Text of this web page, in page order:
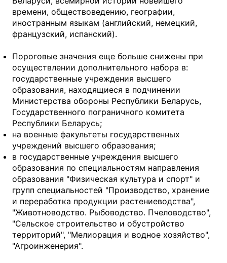
времени, обществоведению, географии,
иностранным языкам (английский, немецкий,
французский, испанский).
Пороговые значения еще больше снижены при
осуществлении дополнительного набора в:
государственные учреждения высшего
образования, находящиеся в подчинении
Министерства обороны Республики Беларусь,
Государственного пограничного комитета
Республики Беларусь;
на военные факультеты государственных
учреждений высшего образования;
в государственные учреждения высшего
образования по специальностям направления
образования "Физическая культура и спорт" и
групп специальностей "Производство, хранение
и переработка продукции растениеводства",
"Животноводство. Рыбоводство. Пчеловодство",
"Сельское строительство и обустройство
территорий", "Мелиорация и водное хозяйство",
"Агроинженерия".